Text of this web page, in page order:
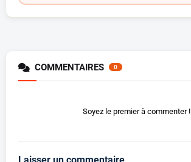
COMMENTAIRES 0
Soyez le premier à commenter !